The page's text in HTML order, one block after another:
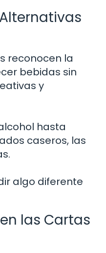
reconocen la
bebidas sin
y
hasta
caseros, las
algo diferente
las Cartas